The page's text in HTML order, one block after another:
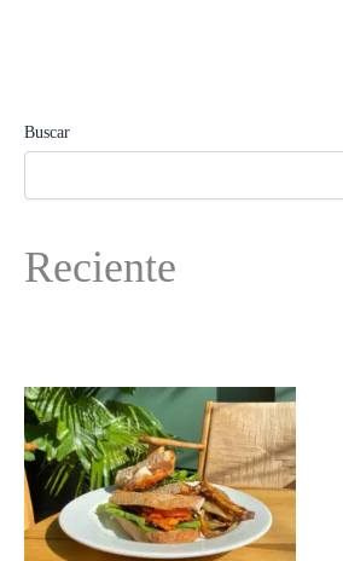
Buscar
Reciente